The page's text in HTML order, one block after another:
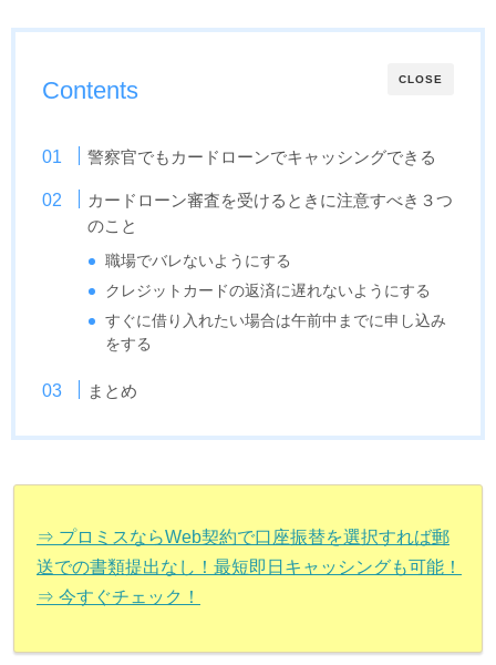
CLOSE
Contents
警察官でもカードローンでキャッシングできる
カードローン審査を受けるときに注意すべき３つ
のこと
職場でバレないようにする
クレジットカードの返済に遅れないようにする
すぐに借り入れたい場合は午前中までに申し込み
をする
まとめ
⇒ プロミスならWeb契約で口座振替を選択すれば郵
送での書類提出なし！最短即日キャッシングも可能！
⇒ 今すぐチェック！